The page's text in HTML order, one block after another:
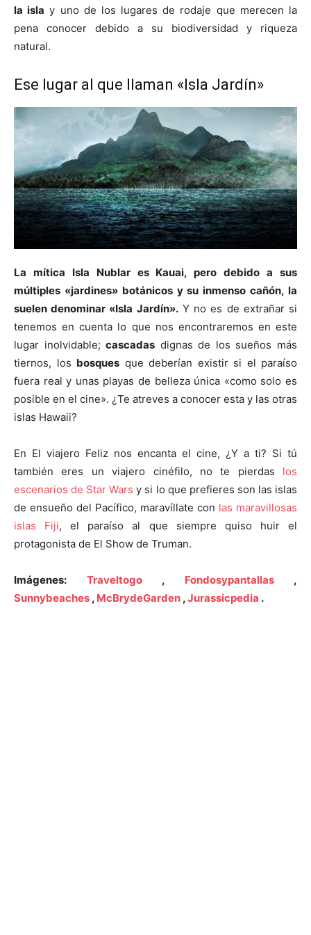
la isla y uno de los lugares de rodaje que merecen la
pena conocer debido a su biodiversidad y riqueza
natural.
Ese lugar al que llaman «Isla Jardín»
La mítica Isla Nublar es Kauai, pero debido a sus
múltiples «jardines» botánicos y su inmenso cañón, la
suelen denominar «Isla Jardín».Y no es de extrañar si
tenemos en cuenta lo que nos encontraremos en este
lugar inolvidable;cascadas dignas de los sueños más
tiernos, los bosques que deberían existir si el paraíso
fuera real y unas playas de belleza única «como solo es
posible en el cine». ¿Te atreves a conocer esta y las otras
islas Hawaii?
En El viajero Feliz nos encanta el cine, ¿Y a ti? Si tú
también eres un viajero cinéfilo, no te pierdas los
escenarios de Star Wars y si lo que prefieres son las islas
de ensueño del Pacífico, maravíllate con las maravillosas
islas Fiji, el paraíso al que siempre quiso huir el
protagonista de El Show de Truman.
Imágenes: Traveltogo , Fondosypantallas ,
Sunnybeaches , McBrydeGarden ,Jurassicpedia .